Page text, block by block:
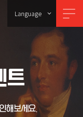
Language
트
해보세요.